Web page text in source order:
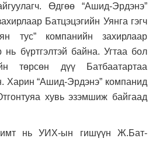
Өдгөө “Ашид-Эрдэнэ”
Батцэцэгийн Уянга гэгч
тус” компанийн захирлаар
бүртгэлтэй байна. Угтаа бол
төрсөн дүү Батбаатартаа
Харин “Ашид-Эрдэнэ” компанид
хувь эзэмшиж байгаад
нь УИХ-ын гишүүн Ж.Бат-